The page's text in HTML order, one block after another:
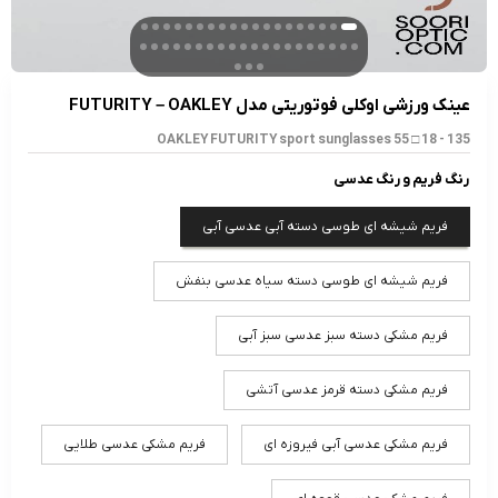
عینک ورزشی اوکلی فوتوریتی مدل FUTURITY – OAKLEY
OAKLEY FUTURITY sport sunglasses 55 □ 18 - 135
رنگ فریم و رنگ عدسی
فریم شیشه ای طوسی دسته آبی عدسی آبی
فریم شیشه ای طوسی دسته سیاه عدسی بنفش
فریم مشکی دسته سبز عدسی سبز آبی
فریم مشکی دسته قرمز عدسی آتشی
فریم مشکی عدسی آبی فیروزه ای فریم مشکی عدسی طلایی